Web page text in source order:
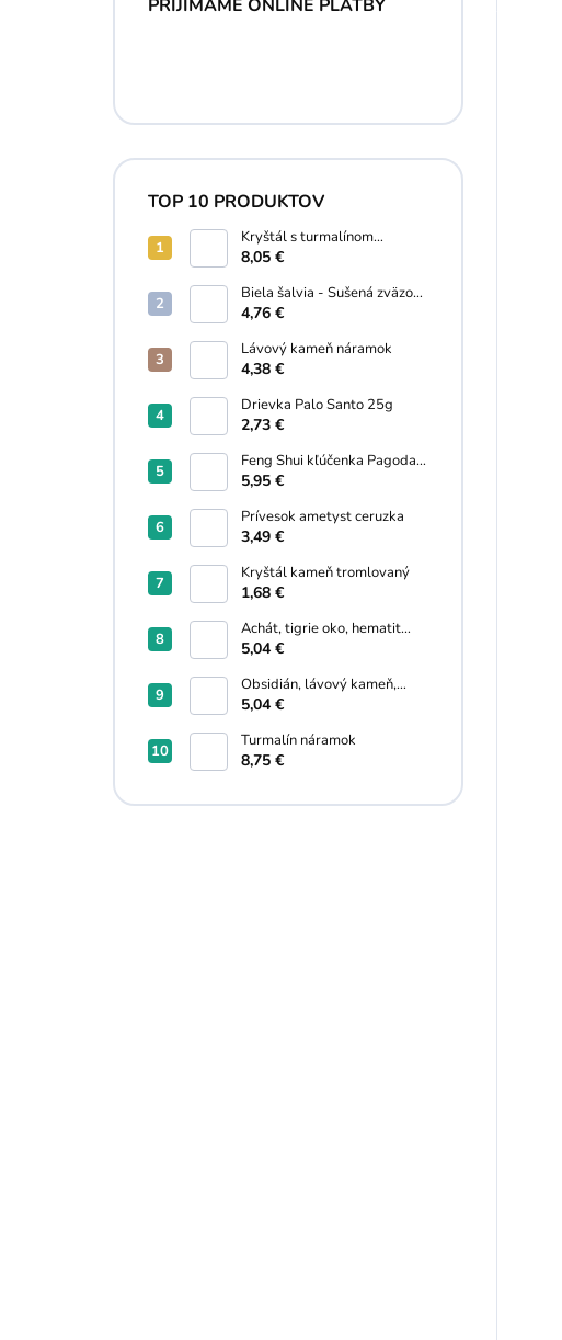
PRIJÍMAME ONLINE PLATBY
TOP 10 PRODUKTOV
Kryštál s turmalínom
náramok
8,05 €
Biela šalvia - Sušená zväzok
30g
4,76 €
Lávový kameň náramok
4,38 €
Drievka Palo Santo 25g
2,73 €
Feng Shui kľúčenka Pagoda,
Wu lou, Kaligrafický štetec
5,95 €
Prívesok ametyst ceruzka
3,49 €
Kryštál kameň tromlovaný
1,68 €
Achát, tigrie oko, hematit
náramok
5,04 €
Obsidián, lávový kameň,
hematit náramok
5,04 €
Turmalín náramok
8,75 €